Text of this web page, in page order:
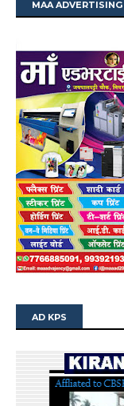
MAA ADVERTISING
AD KPS